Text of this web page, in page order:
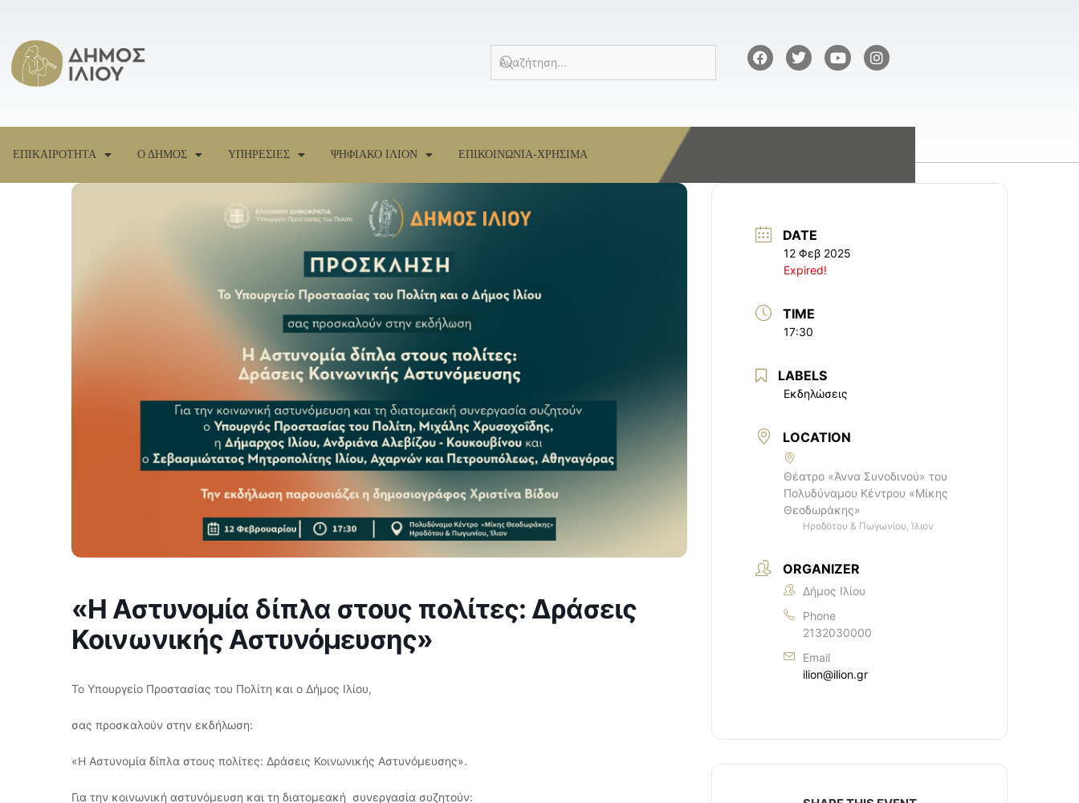
ΕΠΙΚΑΙΡΟΤΗΤΑ Ο ΔΗΜΟΣ ΥΠΗΡΕΣΙΕΣ ΨΗΦΙΑΚΟ ΙΛΙΟΝ ΕΠΙΚΟΙΝΩΝΙΑ-ΧΡΗΣΙΜΑ
«Η Αστυνομία δίπλα στους πολίτες: Δράσεις
Κοινωνικής Αστυνόμευσης»
Το Υπουργείο Προστασίας του Πολίτη και ο Δήμος Ιλίου,
σας προσκαλούν στην εκδήλωση:
«Η Αστυνομία δίπλα στους πολίτες: Δράσεις Κοινωνικής Αστυνόμευσης».
Για την κοινωνική αστυνόμευση και τη διατομεακή συνεργασία συζητούν:
DATE
12 Φεβ 2025
Expired!
TIME
17:30
LABELS
Εκδηλώσεις
LOCATION
Θέατρο «Άννα Συνοδινού» του
Πολυδύναμου Κέντρου «Μίκης
Θεοδωράκης»
Ηροδότου & Πωγωνίου, Ίλιον
ORGANIZER
Δήμος Ιλίου
Phone
2132030000
Email
ilion@ilion.gr